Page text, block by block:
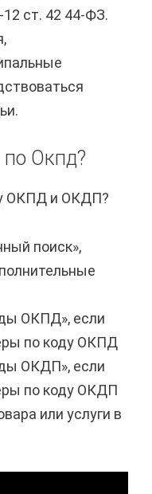
ст. 42 44-ФЗ.
по Окпд?
ОКПД и ОКДП?
поиск»,
ОКПД», если
по коду ОКПД
ОКДП», если
по коду ОКДП
или услуги в